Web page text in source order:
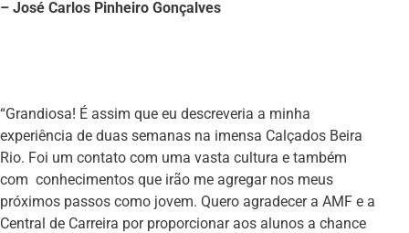
– José Carlos Pinheiro Gonçalves
“Grandiosa! É assim que eu descreveria a minha
experiência de duas semanas na imensa Calçados Beira
Rio. Foi um contato com uma vasta cultura e também
com conhecimentos que irão me agregar nos meus
próximos passos como jovem. Quero agradecer a AMF e a
Central de Carreira por proporcionar aos alunos a chance